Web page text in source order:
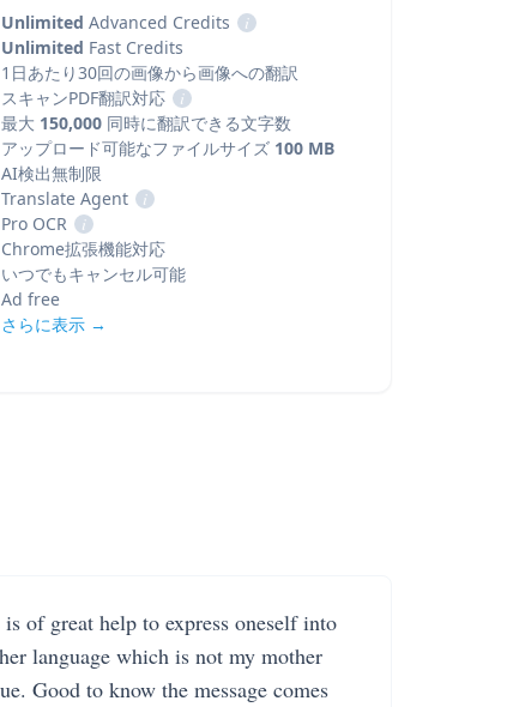
Unlimited Advanced Credits
i
Unlimited Fast Credits
1日あたり30回の画像から画像への翻訳
スキャンPDF翻訳対応
i
最大 150,000同時に翻訳できる文字数
アップロード可能なファイルサイズ 100 MB
AI検出無制限
Translate Agent
i
Pro OCR
i
Chrome拡張機能対応
いつでもキャンセル可能
Ad free
さらに表示 →
of great help to express oneself into
language which is not my mother
Good to know the message comes